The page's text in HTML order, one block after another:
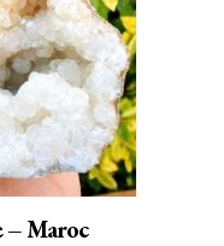
– Maroc